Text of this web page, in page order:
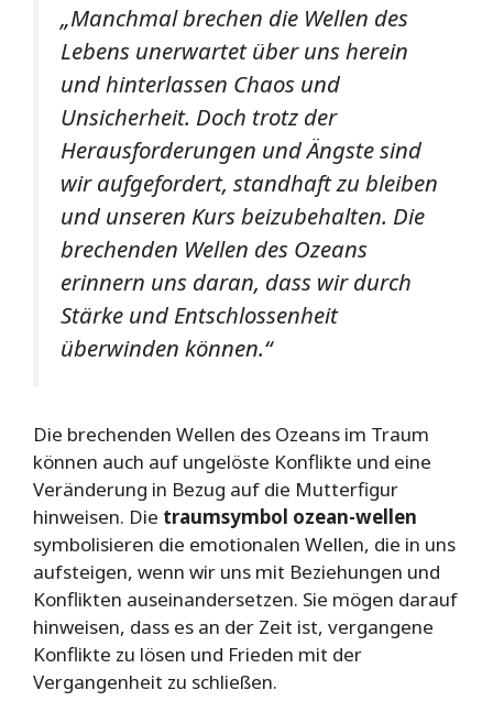
„Manchmal brechen die Wellen des
Lebens unerwartet über uns herein
und hinterlassen Chaos und
Unsicherheit. Doch trotz der
Herausforderungen und Ängste sind
wir aufgefordert, standhaft zu bleiben
und unseren Kurs beizubehalten. Die
brechenden Wellen des Ozeans
erinnern uns daran, dass wir durch
Stärke und Entschlossenheit
überwinden können.“
Die brechenden Wellen des Ozeans im Traum
können auch auf ungelöste Konflikte und eine
Veränderung in Bezug auf die Mutterfigur
hinweisen. Die traumsymbol ozean-wellen
symbolisieren die emotionalen Wellen, die in uns
aufsteigen, wenn wir uns mit Beziehungen und
Konflikten auseinandersetzen. Sie mögen darauf
hinweisen, dass es an der Zeit ist, vergangene
Konflikte zu lösen und Frieden mit der
Vergangenheit zu schließen.